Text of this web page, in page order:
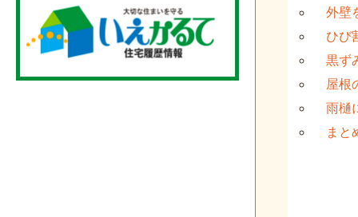
外壁
ひび
黒ず
屋根
雨樋
まと